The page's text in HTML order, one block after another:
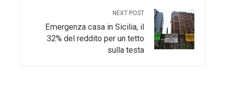
NEXT POST
Emergenza casa in Sicilia, il
32% del reddito per un tetto
sulla testa